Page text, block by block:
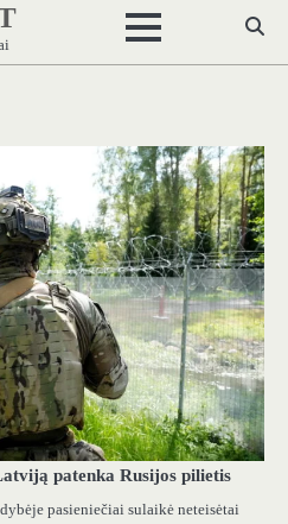
patenka Rusijos pilietis
pasieniečiai sulaikė neteisėtai